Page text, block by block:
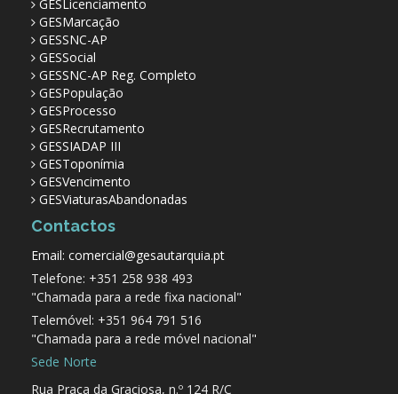
GESLicenciamento
GESMarcação
GESSNC-AP
GESSocial
GESSNC-AP Reg. Completo
GESPopulação
GESProcesso
GESRecrutamento
GESSIADAP III
GESToponímia
GESVencimento
GESViaturasAbandonadas
Contactos
Email: comercial@gesautarquia.pt
Telefone: +351 258 938 493
"Chamada para a rede fixa nacional"
Telemóvel: +351 964 791 516
"Chamada para a rede móvel nacional"
Sede Norte
Rua Praça da Graciosa, n.º 124 R/C